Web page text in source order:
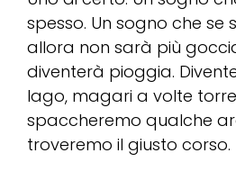
spesso. Un sogno che se
allora non sarà più
diventerà pioggia.
lago, magari a volte
spaccheremo qualche
troveremo il giusto corso.